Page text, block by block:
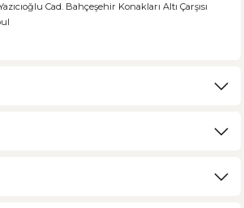
Cad. Bahçeşehir Konakları Altı Çarşısı